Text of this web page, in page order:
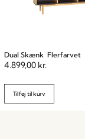
Dual Skænk Flerfarvet
4.899,00 kr.
Tilføj til kurv